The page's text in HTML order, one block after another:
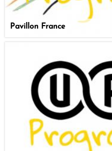
Pavillon France